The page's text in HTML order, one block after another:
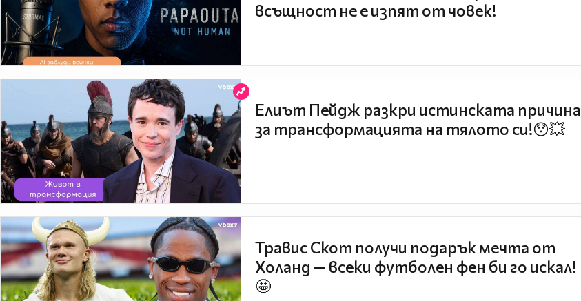
всъщност не е изпят от човек!
Елиът Пейдж разкри истинската причина
за трансформацията на тялото си!😯💥
Травис Скот получи подарък мечта от
Холанд — всеки футболен фен би го искал!
🤩